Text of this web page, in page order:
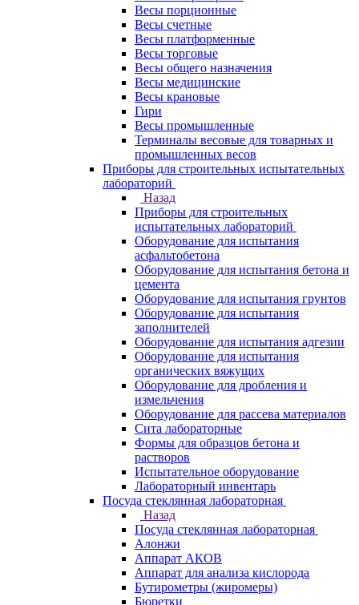
Весы порционные
Весы счетные
Весы платформенные
Весы торговые
Весы общего назначения
Весы медицинские
Весы крановые
Гири
Весы промышленные
Терминалы весовые для товарных и
промышленных весов
Приборы для строительных испытательных
лабораторий
Назад
Приборы для строительных
испытательных лабораторий
Оборудование для испытания
асфальтобетона
Оборудование для испытания бетона и
цемента
Оборудование для испытания грунтов
Оборудование для испытания
заполнителей
Оборудование для испытания адгезии
Оборудование для испытания
органических вяжущих
Оборудование для дробления и
измельчения
Оборудование для рассева материалов
Сита лабораторные
Формы для образцов бетона и
растворов
Испытательное оборудование
Лабораторный инвентарь
Посуда стеклянная лабораторная
Назад
Посуда стеклянная лабораторная
Алонжи
Аппарат АКОВ
Аппарат для анализа кислорода
Бутирометры (жиромеры)
Бюретки